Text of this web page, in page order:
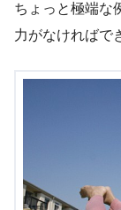
ちょっと極端な
力がなければで